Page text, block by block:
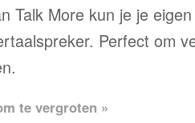
Talk More kun je je
Perfect om
te vergroten »